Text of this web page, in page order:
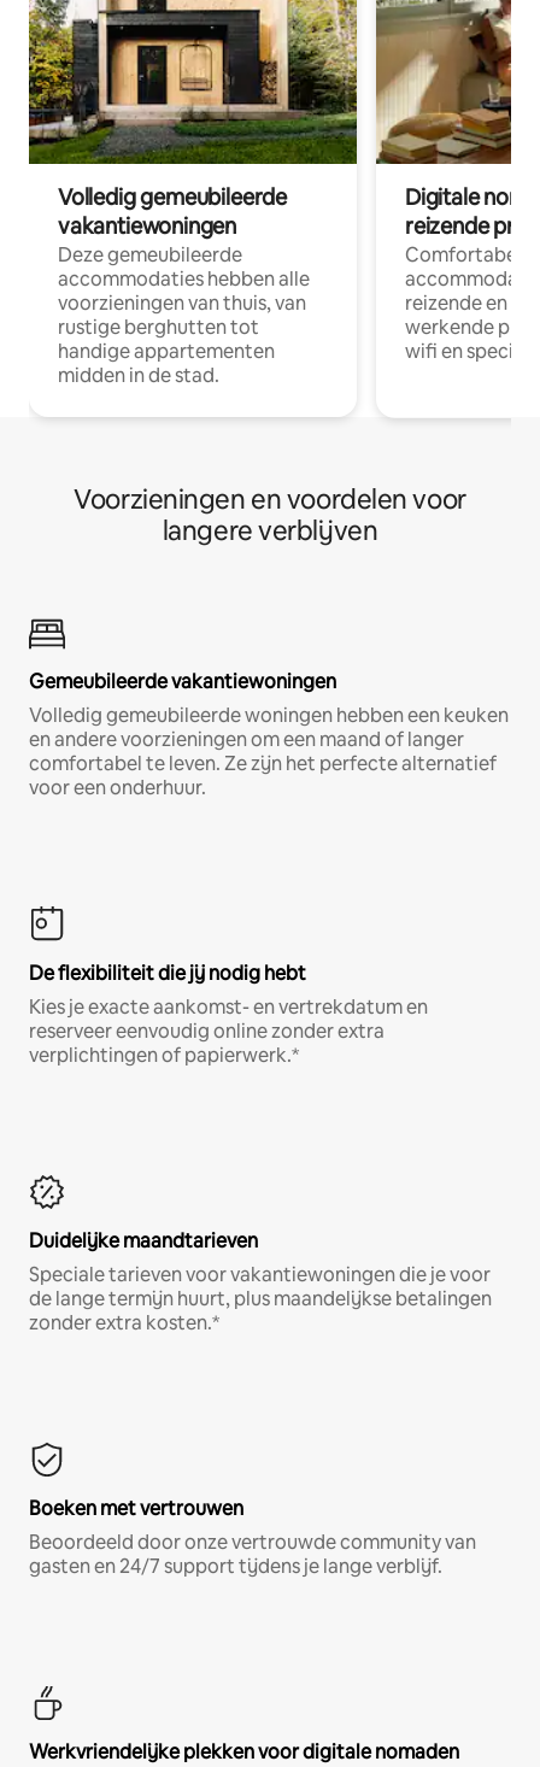
Volledig gemeubileerde
vakantiewoningen
Deze gemeubileerde
accommodaties hebben alle
voorzieningen van thuis, van
rustige berghutten tot
handige appartementen
midden in de stad.
Digitale
reizende
Comfortabele
reizende en
werkende
wifi en
Voorzieningen en voordelen voor
langere verblijven
Gemeubileerde vakantiewoningen
Volledig gemeubileerde woningen hebben een keuken
en andere voorzieningen om een maand of langer
comfortabel te leven. Ze zijn het perfecte alternatief
voor een onderhuur.
De flexibiliteit die jij nodig hebt
Kies je exacte aankomst- en vertrekdatum en
reserveer eenvoudig online zonder extra
verplichtingen of papierwerk.*
Duidelijke maandtarieven
Speciale tarieven voor vakantiewoningen die je voor
de lange termijn huurt, plus maandelijkse betalingen
zonder extra kosten.*
Boeken met vertrouwen
Beoordeeld door onze vertrouwde community van
gasten en 24/7 support tijdens je lange verblijf.
Werkvriendelijke plekken voor digitale nomaden